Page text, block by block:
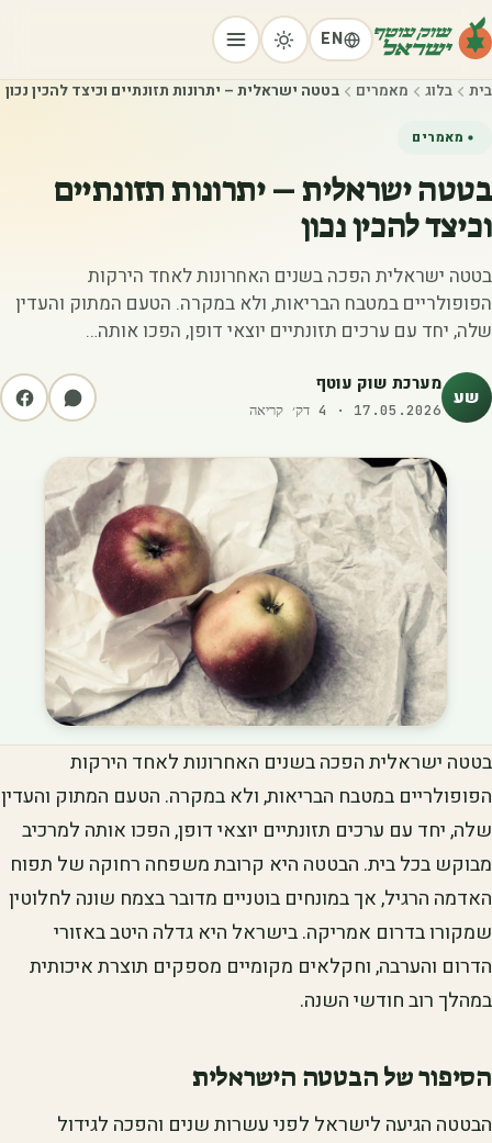
EN
בית בלוג מאמרים בטטה ישראלית – יתרונות תזונתיים וכיצד להכין נכון
מאמרים
בטטה ישראלית – יתרונות תזונתיים
וכיצד להכין נכון
בטטה ישראלית הפכה בשנים האחרונות לאחד הירקות
הפופולריים במטבח הבריאות, ולא במקרה. הטעם המתוק והעדין
שלה, יחד עם ערכים תזונתיים יוצאי דופן, הפכו אותה…
שע מערכת שוק עוטף
17.05.2026
·
4 דק׳ קריאה
בטטה ישראלית הפכה בשנים האחרונות לאחד הירקות
הפופולריים במטבח הבריאות, ולא במקרה. הטעם המתוק והעדין
שלה, יחד עם ערכים תזונתיים יוצאי דופן, הפכו אותה למרכיב
מבוקש בכל בית. הבטטה היא קרובת משפחה רחוקה של תפוח
האדמה הרגיל, אך במונחים בוטניים מדובר בצמח שונה לחלוטין
שמקורו בדרום אמריקה. בישראל היא גדלה היטב באזורי
הדרום והערבה, וחקלאים מקומיים מספקים תוצרת איכותית
במהלך רוב חודשי השנה.
הסיפור של הבטטה הישראלית
הבטטה הגיעה לישראל לפני עשרות שנים והפכה לגידול